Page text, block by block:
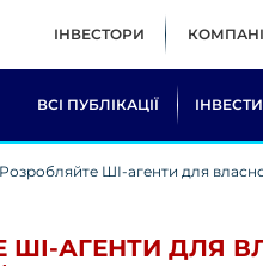
ІНВЕСТОРИ
ВСІ ПУБЛІКАЦІЇ
Розробляйте ШІ-агенти для
АГЕНТИ ДЛЯ